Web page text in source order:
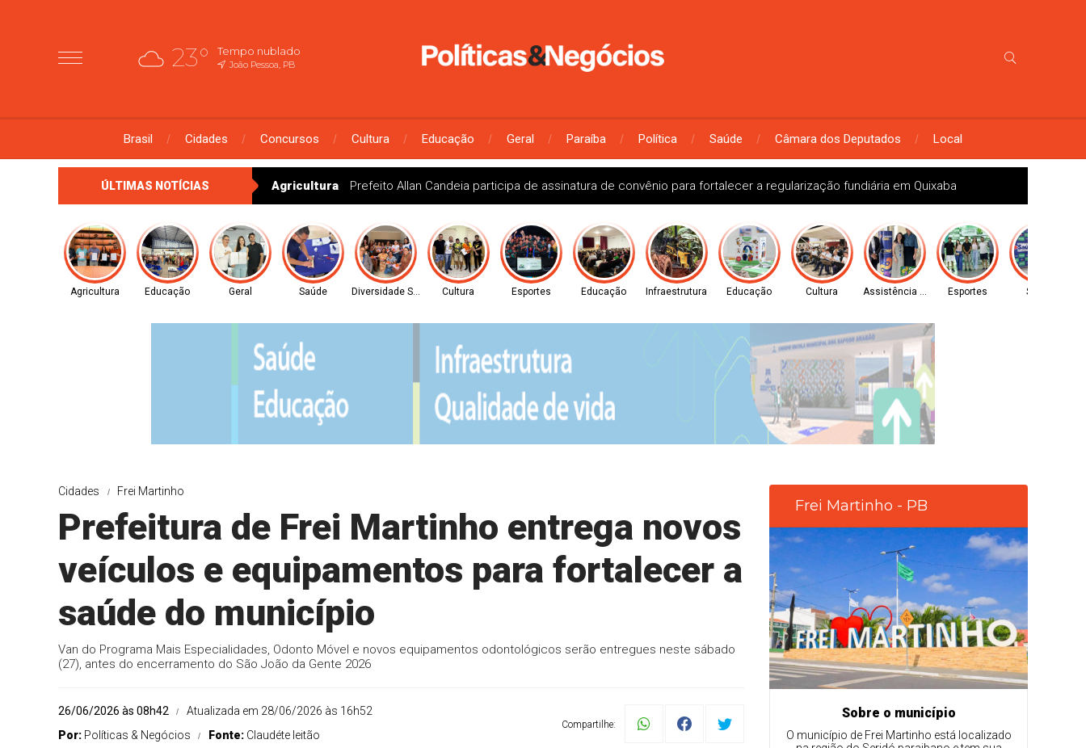
23° Tempo nublado
João Pessoa, PB
Brasil Cidades Concursos Cultura Educação Geral Paraíba Política Saúde Câmara dos Deputados Local
ÚLTIMAS NOTÍCIAS Agricultura Prefeito Allan Candeia participa de assinatura de convênio para fortalecer a regularização fundiária em Quixaba
Agricultura Educação Geral Saúde Diversidade Social Cultura Esportes Educação Infraestrutura Educação Cultura Assistência Social Esportes Saúde
Cidades Frei Martinho
Prefeitura de Frei Martinho entrega novos
veículos e equipamentos para fortalecer a
saúde do município
Van do Programa Mais Especialidades, Odonto Móvel e novos equipamentos odontológicos serão entregues neste sábado
(27), antes do encerramento do São João da Gente 2026
26/06/2026 às 08h42
Atualizada em 28/06/2026 às 16h52
Por: Políticas & Negócios Fonte: Claudéte leitão
Compartilhe:
Frei Martinho - PB
Sobre o município
O município de Frei Martinho está localizado